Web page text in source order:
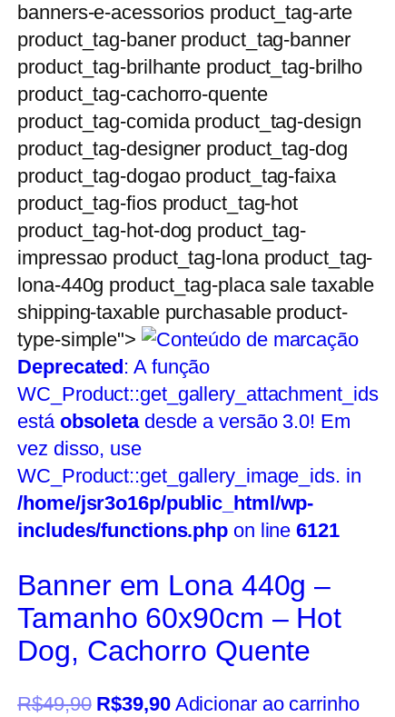
banners-e-acessorios product_tag-arte
product_tag-baner product_tag-banner
product_tag-brilhante product_tag-brilho
product_tag-cachorro-quente
product_tag-comida product_tag-design
product_tag-designer product_tag-dog
product_tag-dogao product_tag-faixa
product_tag-fios product_tag-hot
product_tag-hot-dog product_tag-
impressao product_tag-lona product_tag-
lona-440g product_tag-placa sale taxable
shipping-taxable purchasable product-
type-simple">
Deprecated: A função
WC_Product::get_gallery_attachment_ids
está obsoletadesde a versão 3.0! Em
vez disso, use
WC_Product::get_gallery_image_ids. in
/home/jsr3o16p/public_html/wp-
includes/functions.php on line6121
Banner em Lona 440g –
Tamanho 60x90cm – Hot
Dog, Cachorro Quente
R$49,90 R$39,90 Adicionar ao carrinho